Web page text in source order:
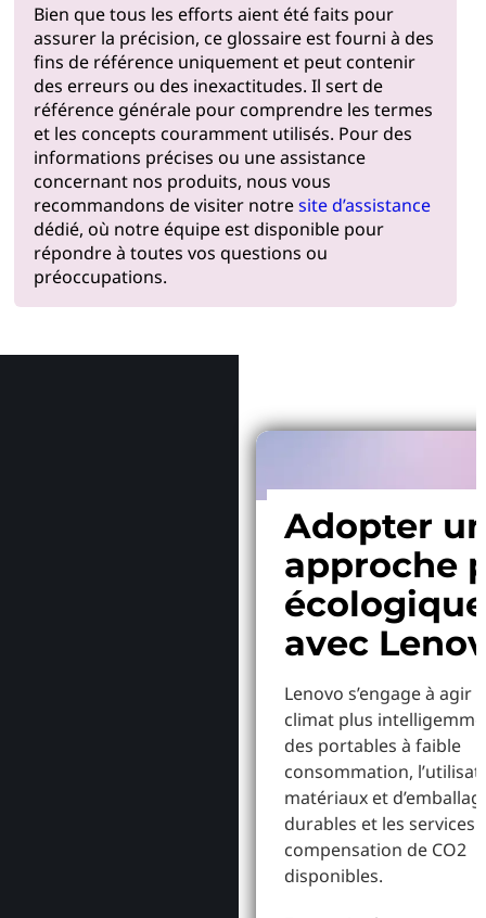
Bien que tous les efforts aient été faits pour
assurer la précision, ce glossaire est fourni à des
fins de référence uniquement et peut contenir
des erreurs ou des inexactitudes. Il sert de
référence générale pour comprendre les termes
et les concepts couramment utilisés. Pour des
informations précises ou une assistance
concernant nos produits, nous vous
recommandons de visiter notresite d’assistance
dédié, où notre équipe est disponible pour
répondre à toutes vos questions ou
préoccupations.
Adopter
approche
écologique
avec
Lenovo s’engage à agir
climat plus
des portables à faible
consommation,
matériaux et
durables et les services
compensation de CO2
disponibles.